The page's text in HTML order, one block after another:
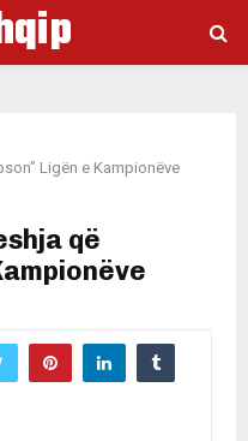
Ligën e Kampionëve
që